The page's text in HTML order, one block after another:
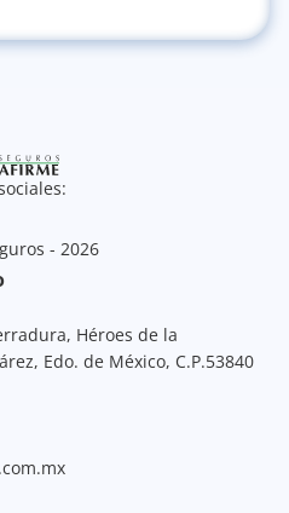
- 2026
Héroes de la
Edo. de México, C.P.53840